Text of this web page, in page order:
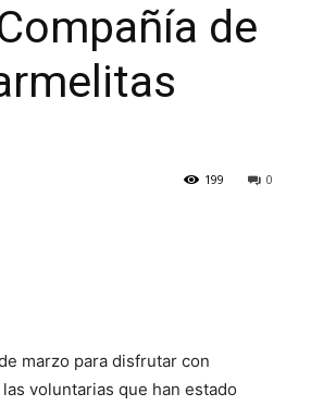
de
0
199
marzo para disfrutar con
voluntarias que han estado